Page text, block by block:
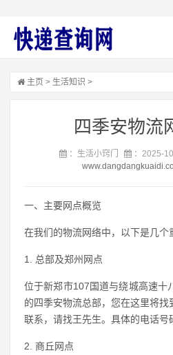
主页 > 生活知识 >
四季安物流
：生活小窍门 ：2025-
一、主要网点概览
在我们的物流网络中，以下是几个
1. 总部及郑州网点
位于新郑市107国道与绕城高速十
的四季安物流总部，您在这里将
联系，请找王先生。具体的电话号
2. 商丘网点